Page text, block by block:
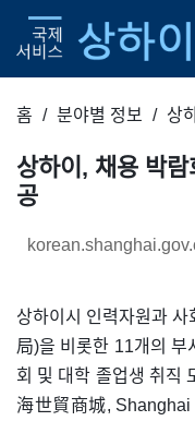
홈 분야별 정보 상
상하이, 채용 박
공
상하이시 인력자원과
局)을 비롯한 11개의 부
회 및 대학 졸업생 취직
海世貿商城, Shanghai